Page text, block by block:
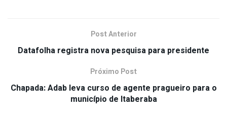
Post Anterior
Datafolha registra nova pesquisa para presidente
Próximo Post
Chapada: Adab leva curso de agente pragueiro para o
município de Itaberaba